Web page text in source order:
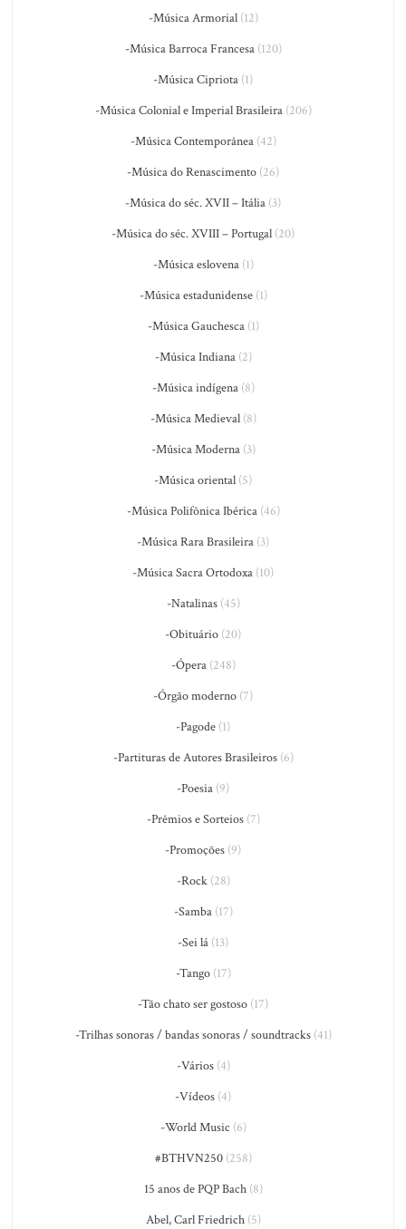
-Música Armorial(12)
-Música Barroca Francesa(120)
-Música Cipriota (1)
-Música Colonial e Imperial Brasileira(206)
-Música Contemporânea(42)
-Música do Renascimento (26)
-Música do séc. XVII – Itália (3)
-Música do séc. XVIII – Portugal (20)
-Música eslovena(1)
-Música estadunidense(1)
-Música Gauchesca(1)
-Música Indiana(2)
-Música indígena(8)
-Música Medieval(8)
-Música Moderna(3)
-Música oriental (5)
-Música Polifônica Ibérica(46)
-Música Rara Brasileira (3)
-Música Sacra Ortodoxa (10)
-Natalinas(45)
-Obituário (20)
-Ópera(248)
-Órgão moderno (7)
-Pagode (1)
-Partituras de Autores Brasileiros(6)
-Poesia (9)
-Prêmios e Sorteios(7)
-Promoções (9)
-Rock(28)
-Samba(17)
-Sei lá (13)
-Tango(17)
-Tão chato ser gostoso (17)
-Trilhas sonoras / bandas sonoras / soundtracks(41)
-Vários(4)
-Vídeos (4)
-World Music (6)
#BTHVN250(258)
15 anos de PQP Bach(8)
Abel, Carl Friedrich(5)